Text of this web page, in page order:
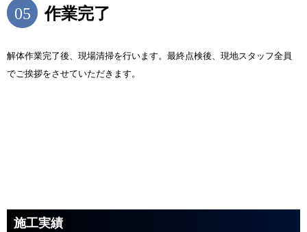
05 作業完了
解体作業完了後、現場清掃を行います。最終点検後、現地スタッフ全員
でご挨拶をさせていただきます。
施工実績